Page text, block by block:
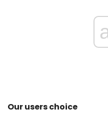
Our users choice